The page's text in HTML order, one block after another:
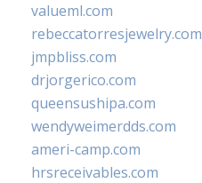
valueml.com
rebeccatorresjewelry.com
jmpbliss.com
drjorgerico.com
queensushipa.com
wendyweimerdds.com
ameri-camp.com
hrsreceivables.com